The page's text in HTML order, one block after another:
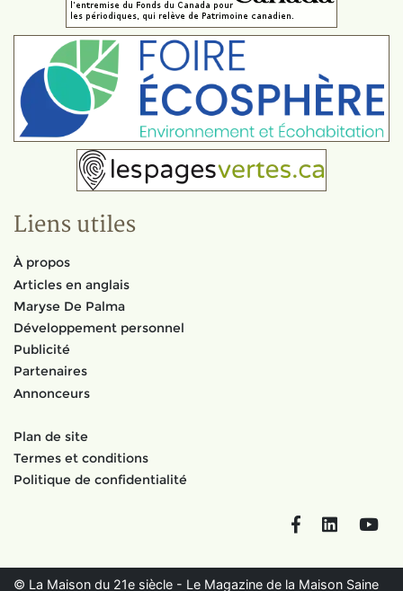
Liens utiles
À propos
Articles en anglais
Maryse De Palma
Développement personnel
Publicité
Partenaires
Annonceurs
Plan de site
Termes et conditions
Politique de confidentialité
FacebookLinkedIn
© La Maison du 21e siècle - Le Magazine de la Maison Saine